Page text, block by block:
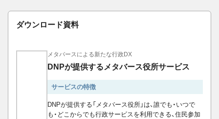
ダウンロード資料
メタバースによる新たな行政DX
DNPが提供するメタバース役所サービス
サービスの特徴
DNPが提供する「メタバース役所」は、誰でも・いつで
も・どこからでも行政サービスを利用できる、住民参加